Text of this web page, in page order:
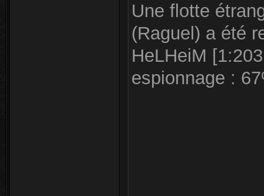
Une flotte
(Raguel) a été
HeLHeiM
espionnage :